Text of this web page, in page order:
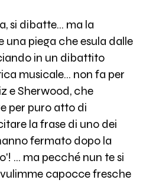
si dibatte... ma la
una piega che esula dalle
in un dibattito
musicale... non fa per
e Sherwood, che
per puro atto di
la frase di uno dei
fermato dopo la
... ma pecché nun te si
capocce fresche